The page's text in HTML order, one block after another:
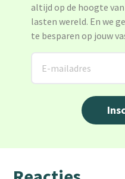
altijd op de hoogte
lasten wereld. En we
te besparen op jouw